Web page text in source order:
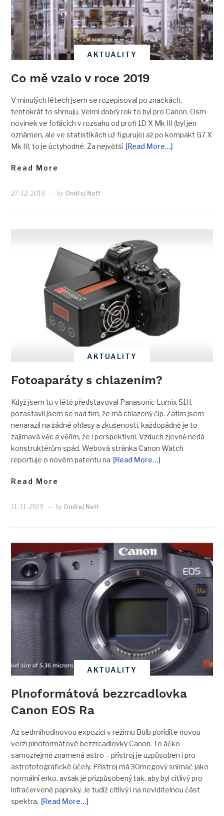
AKTUALITY
Co mě vzalo v roce 2019
V minulých létech jsem se rozepisoval po značkách,
tentokrát to shrnuju. Velmi dobrý rok to byl pro Canon. Osm
novinek ve foťácích v rozsahu od profi 1D X Mk III (byl jen
oznámen, ale ve statistikách už figuruje) až po kompakt G7 X
Mk III, to je úctyhodné. Za největší [Read More…]
Read More
27. 12. 2019 by Ondřej Neff
AKTUALITY
Fotoaparáty s chlazením?
Když jsem tu v létě představoval Panasonic Lumix S1H,
pozastavil jsem se nad tím, že má chlazený čip. Zatím jsem
nenarazil na žádné ohlasy a zkušenosti, každopádně je to
zajímavá věc a věřím, že i perspektivní. Vzduch zjevně nedá
konstruktérům spád. Webová stránka Canon Watch
reportuje o novém patentu na [Read More…]
Read More
11. 11. 2019 by Ondřej Neff
AKTUALITY
Plnoformátová bezzrcadlovka
Canon EOS Ra
Až sedmihodinovou expozici v režimu Bulb pořídíte novou
verzí plnoformátové bezzrcadlovky Canon. To áčko
samozřejmě znamená astro – přístroj je uzpůsoben i pro
astrofotografické účely. Přístroj má 30megový snímač jako
normální erko, avšak je přizpůsobený tak, aby byl citlivý pro
infračervené paprsky. Je tudíž citlivý i na neviditelnou část
spektra, [Read More…]